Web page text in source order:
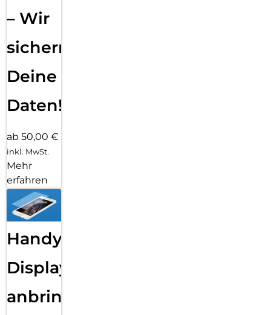
– Wir
sichern
Deine
Daten!
ab 50,00 €
inkl. MwSt.
Mehr
erfahren
Handy
Displayfolie
anbringen